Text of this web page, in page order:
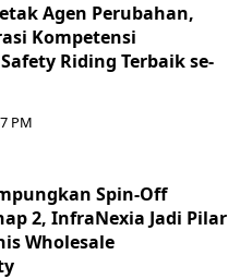
Agen Perubahan,
Kompetensi
Riding Terbaik se-
PM
Spin-Off
2, InfraNexia Jadi Pilar
Wholesale